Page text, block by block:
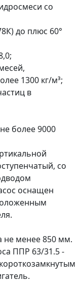
со
до плюс 60°
1300 кг/м³;
в
более 9000
со
оснащен
не менее 850 мм.
ППР 63/31.5 -